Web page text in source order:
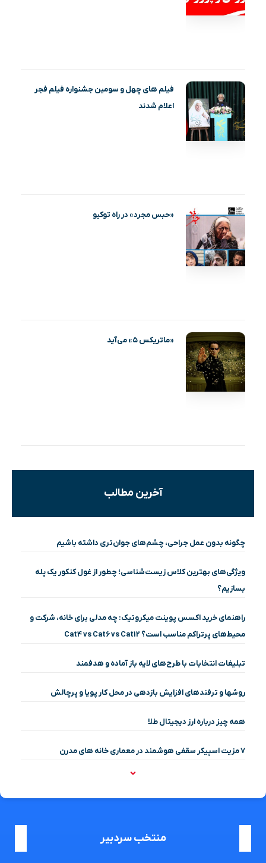
فیلم‌ های چهل و سومین جشنواره فیلم فجر
اعلام شدند
«حبس مجرد» در راه توکیو
«ماتریکس ۵» می‌آید
آخرین مطالب
چگونه بدون عمل جراحی، چشم‌های جوان‌تری داشته باشیم
ویژگی‌های بهترین کلاس زیست‌شناسی؛ چطور از غول کنکور یک پله
بسازیم؟
راهنمای خرید اکسس پوینت میکروتیک: چه مدلی برای خانه، شرکت و
محیط‌های پرتراکم مناسب است؟ Cat4 vs Cat6 vs Cat12
تبلیغات انتخابات با طرح‌های لایه باز آماده و هدفمند
روشها و ترفندهای افزایش بازدهی در محل کار پویا و پرچالش
همه چیز درباره ارز دیجیتال طلا
۷ مزیت اسپیکر سقفی هوشمند در معماری خانه‌ های مدرن
منتخب سردبیر